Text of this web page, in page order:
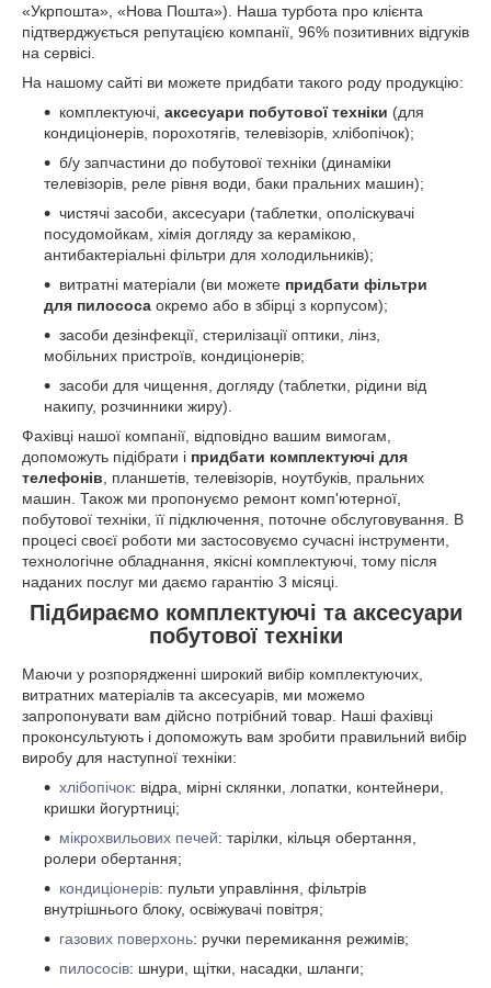
«Укрпошта», «Нова Пошта»). Наша турбота про клієнта
підтверджується репутацією компанії, 96% позитивних відгуків
на сервісі.
На нашому сайті ви можете придбати такого роду продукцію:
комплектуючі, аксесуари побутової техніки (для
кондиціонерів, порохотягів, телевізорів, хлібопічок);
б/у запчастини до побутової техніки (динаміки
телевізорів, реле рівня води, баки пральних машин);
чистячі засоби, аксесуари (таблетки, ополіскувачі
посудомойкам, хімія догляду за керамікою,
антибактеріальні фільтри для холодильників);
витратні матеріали (ви можете придбати фільтри
для пилососа окремо або в збірці з корпусом);
засоби дезінфекції, стерилізації оптики, лінз,
мобільних пристроїв, кондиціонерів;
засоби для чищення, догляду (таблетки, рідини від
накипу, розчинники жиру).
Фахівці нашої компанії, відповідно вашим вимогам,
допоможуть підібрати і придбати комплектуючі для
телефонів , планшетів, телевізорів, ноутбуків, пральних
машин. Також ми пропонуємо ремонт комп'ютерної,
побутової техніки, її підключення, поточне обслуговування. В
процесі своєї роботи ми застосовуємо сучасні інструменти,
технологічне обладнання, якісні комплектуючі, тому після
наданих послуг ми даємо гарантію 3 місяці.
Підбираємо комплектуючі та аксесуари
побутової техніки
Маючи у розпорядженні широкий вибір комплектуючих,
витратних матеріалів та аксесуарів, ми можемо
запропонувати вам дійсно потрібний товар. Наші фахівці
проконсультують і допоможуть вам зробити правильний вибір
виробу для наступної техніки:
хлібопічок: відра, мірні склянки, лопатки, контейнери,
кришки йогуртниці;
мікрохвильових печей: тарілки, кільця обертання,
ролери обертання;
кондиціонерів: пульти управління, фільтрів
внутрішнього блоку, освіжувачі повітря;
газових поверхонь: ручки перемикання режимів;
пилососів: шнури, щітки, насадки, шланги;